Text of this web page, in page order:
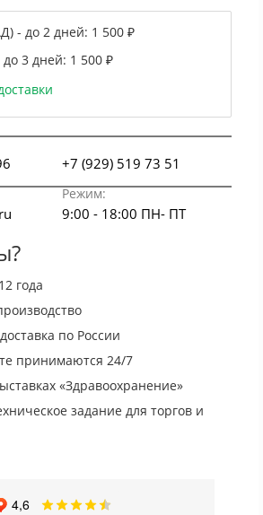
- до 2 дней: 1 500 ₽
до 3 дней: 1 500 ₽
+7 (929) 519 73 51
Режим:
9:00 - 18:00 ПН- ПТ
года
по России
принимаются 24/7
«Здравоохранение»
задание для торгов и